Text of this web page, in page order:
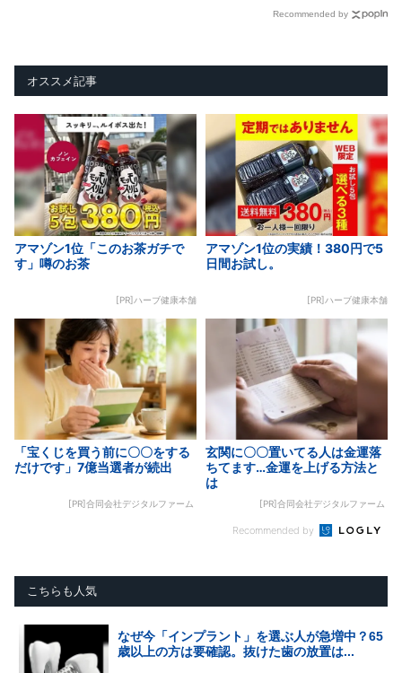
Recommended by
オススメ記事
アマゾン1位「このお茶ガチで
す」噂のお茶
[PR]ハーブ健康本舗
アマゾン1位の実績！380円で5
日間お試し。
[PR]ハーブ健康本舗
「宝くじを買う前に〇〇をする
だけです」7億当選者が続出
[PR]合同会社デジタルファーム
玄関に〇〇置いてる人は金運落
ちてます…金運を上げる方法と
は
[PR]合同会社デジタルファーム
Recommended by
こちらも人気
なぜ今「インプラント」を選ぶ人が急増中？65
歳以上の方は要確認。抜けた歯の放置は...